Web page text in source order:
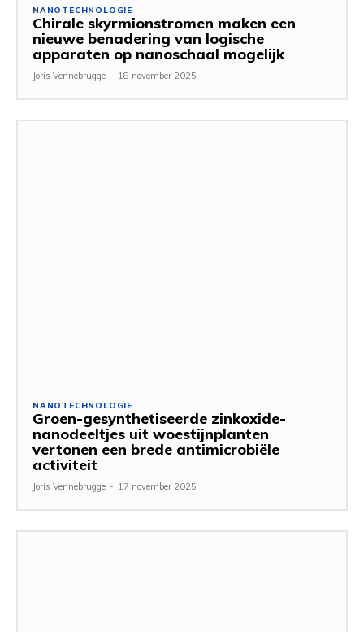
NANOTECHNOLOGIE
Chirale skyrmionstromen maken een
nieuwe benadering van logische
apparaten op nanoschaal mogelijk
Joris Vennebrugge - 18 november 2025
NANOTECHNOLOGIE
Groen-gesynthetiseerde zinkoxide-
nanodeeltjes uit woestijnplanten
vertonen een brede antimicrobiële
activiteit
Joris Vennebrugge - 17 november 2025